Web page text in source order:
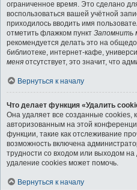
ограниченное время. Это сделано
воспользоваться вашей учётной
приходилось вводить имя
отметить флажком пункт Запомнить
рекомендуется делать это на
библиотеке, интернет-кафе,
меня отсутствует, это значит, что
Вернуться к началу
Что делает функция «Удалить
Она удаляет все созданные cookies,
авторизованным на этой
функции, такие как отслеживание
возможность включена
трудности со входом или выходом
удаление cookies может помочь.
Вернуться к началу